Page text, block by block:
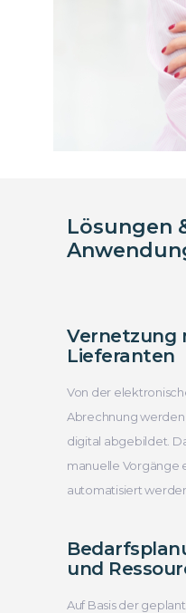
Lösungen
Vernetzung
Lieferanten
Von der
Abrechnung werden
digital abgebildet.
manuelle Vorgänge
automatisiert
und
Auf Basis der